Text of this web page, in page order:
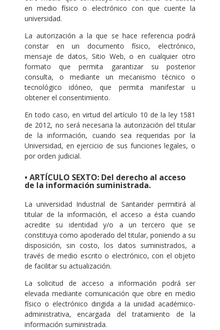
en medio físico o electrónico con que cuente la
universidad.
La autorización a la que se hace referencia podrá
constar en un documento físico, electrónico,
mensaje de datos, Sitio Web, o en cualquier otro
formato que permita garantizar su posterior
consulta, o mediante un mecanismo técnico o
tecnológico idóneo, que permita manifestar u
obtener el consentimiento.
En todo caso, en virtud del artículo 10 de la ley 1581
de 2012, no será necesaria la autorización del titular
de la información, cuando sea requeridas por la
Universidad, en ejercicio de sus funciones legales, o
por orden judicial.
• ARTÍCULO SEXTO: Del derecho al acceso
de la información suministrada.
La universidad Industrial de Santander permitirá al
titular de la información, el acceso a ésta cuando
acredite su identidad y/o a un tercero que se
constituya como apoderado del titular, poniendo a su
disposición, sin costo, los datos suministrados, a
través de medio escrito o electrónico, con el objeto
de facilitar su actualización.
La solicitud de acceso a información podrá ser
elevada mediante comunicación que obre en medio
físico o electrónico dirigida a la unidad académico-
administrativa, encargada del tratamiento de la
información suministrada.